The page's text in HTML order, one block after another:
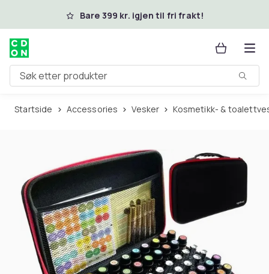
Hopp til hovedinnholdBare 399 kr. igjen til fri frakt!
Søk etter produkter
Startside Accessories Vesker Kosmetikk- &